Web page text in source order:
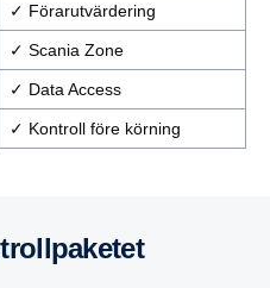
✓ Förarutvärdering
✓ Scania Zone
✓ Data Access
✓ Kontroll före körning